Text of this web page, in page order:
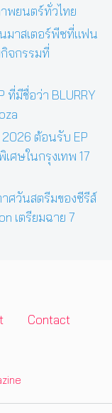
พยนตร์ทั่วไทย
นมาสเตอร์พีซที่แฟน
จกรรมที่
ที่มีชื่อว่า BLURRY
2026 ต้อนรับ EP
เศษในกรุงเทพ 17
าศวันสตรีมของซีรีส์
เตรียมฉาย 7
Contact